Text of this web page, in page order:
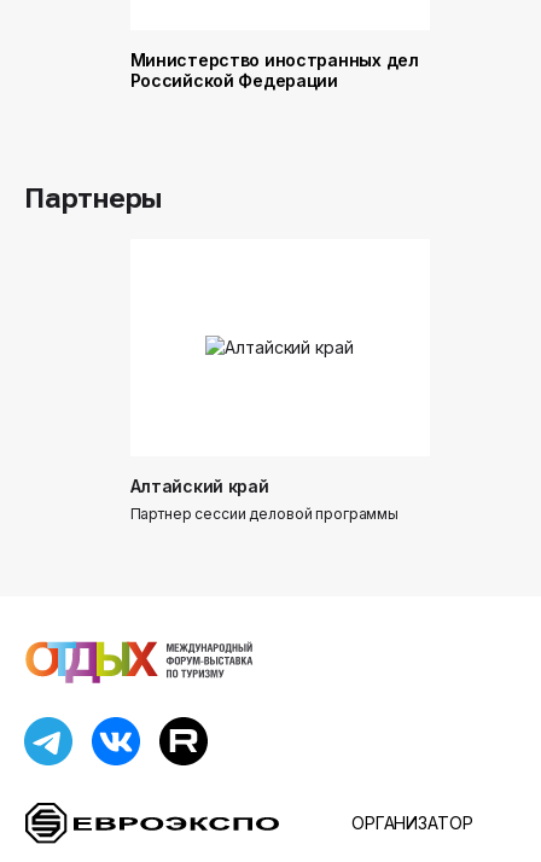
Министерство иностранных дел
Российской Федерации
Партнеры
Алтайский край
Партнер сессии деловой программы
ОРГАНИЗАТОР